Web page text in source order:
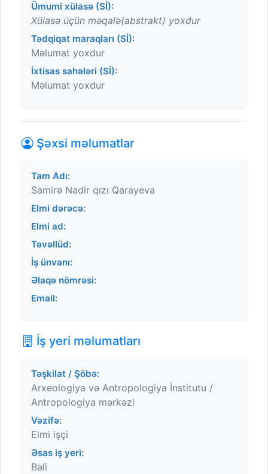
Ümumi xülasə (Sİ):
Xülasə üçün məqalə(abstrakt) yoxdur
Tədqiqat maraqları (Sİ):
Məlumat yoxdur
İxtisas sahələri (Sİ):
Məlumat yoxdur
Şəxsi məlumatlar
Tam Adı:
Samirə Nadir qızı Qarayeva
Elmi dərəcə:
Elmi ad:
Təvəllüd:
İş ünvanı:
Əlaqə nömrəsi:
Email:
İş yeri məlumatları
Təşkilat / Şöbə:
Arxeologiya və Antropologiya İnstitutu /
Antropologiya mərkəzi
Vəzifə:
Elmi işçi
Əsas iş yeri:
Bəli